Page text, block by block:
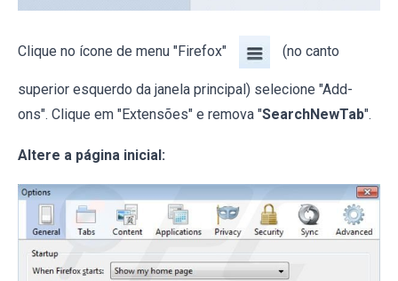
Clique no ícone de menu "Firefox" (no canto
superior esquerdo da janela principal) selecione "Add-
ons". Clique em "Extensões" e remova "SearchNewTab".
Altere a página inicial: